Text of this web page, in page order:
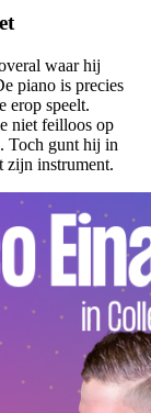
waar hij
piano is precies
erop speelt.
niet feilloos op
Toch gunt hij in
zijn instrument.